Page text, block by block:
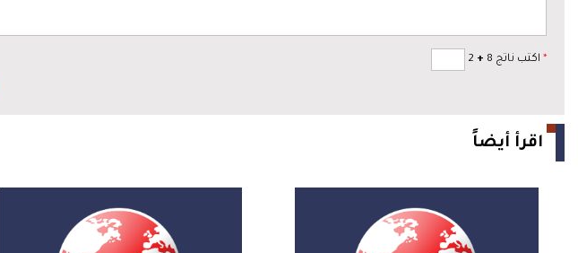
* اكتب ناتج 8 +
اقرأ أيضاً